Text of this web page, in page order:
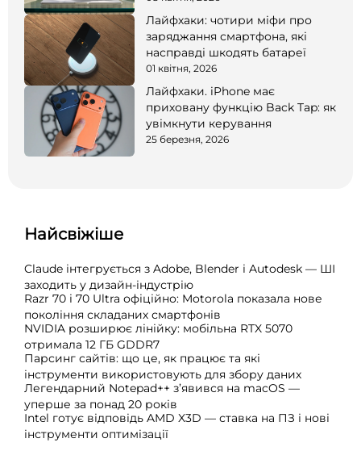
Лайфхаки: чотири міфи про
заряджання смартфона, які
насправді шкодять батареї
01 квітня, 2026
Лайфхаки. iPhone має
приховану функцію Back Tap: як
увімкнути керування
25 березня, 2026
Найсвіжіше
Claude інтегрується з Adobe, Blender і Autodesk — ШІ
заходить у дизайн-індустрію
Razr 70 і 70 Ultra офіційно: Motorola показала нове
покоління складаних смартфонів
NVIDIA розширює лінійку: мобільна RTX 5070
отримала 12 ГБ GDDR7
Парсинг сайтів: що це, як працює та які
інструменти використовують для збору даних
Легендарний Notepad++ з’явився на macOS —
уперше за понад 20 років
Intel готує відповідь AMD X3D — ставка на ПЗ і нові
інструменти оптимізації